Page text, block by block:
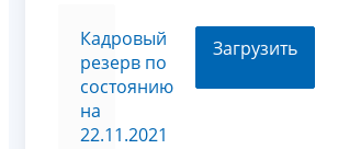
Кадровый
резерв по
состоянию
на
22.11.2021
Загрузить